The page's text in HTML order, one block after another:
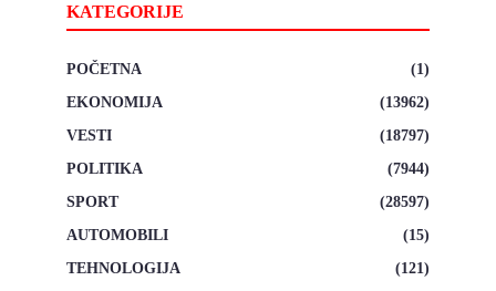
KATEGORIJE
POČETNA
(1)
EKONOMIJA
(13962)
VESTI
(18797)
POLITIKA
(7944)
SPORT
(28597)
AUTOMOBILI
(15)
TEHNOLOGIJA
(121)